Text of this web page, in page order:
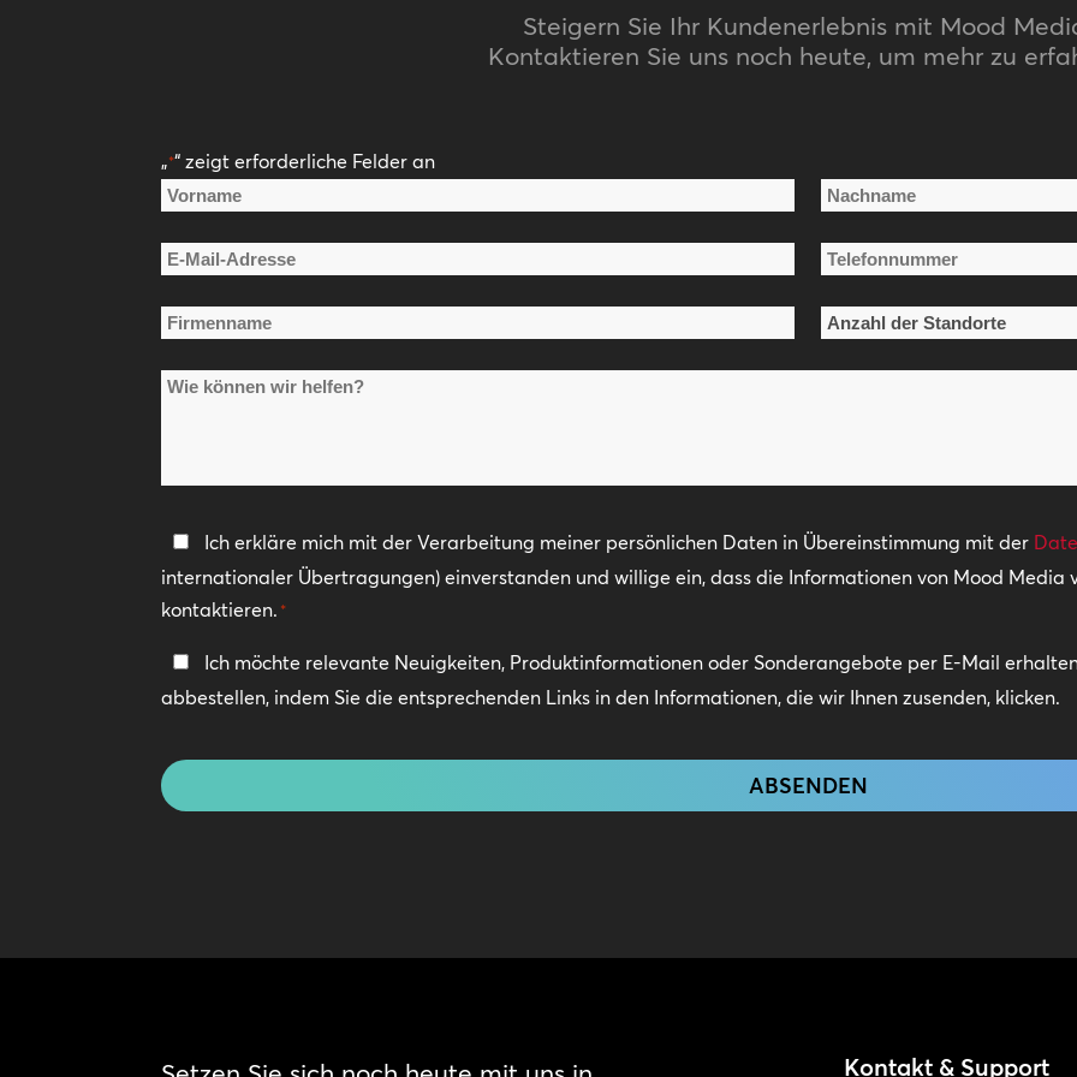
Steigern Sie Ihr Kundenerlebnis mit Mood
Kontaktieren Sie uns noch heute, um mehr zu
„*“ zeigt erforderliche Felder an
Name
Vorname Nachname
E-
Adresse
Telefonnummer
Firmenname
Anzahl
Wie
helfen?
Datenschutzerklärung
*
Ich erkläre mich mit der Verarbeitung meiner persönlichen Daten in Übereinstimmung mit der
internationaler Übertragungen) einverstanden und willige ein, dass die Informationen von Mood Media
kontaktieren. *
In
Kontakt
Ich möchte relevante Neuigkeiten, Produktinformationen oder Sonderangebote per E-Mail
abbestellen, indem Sie die entsprechenden Links in den Informationen, die wir Ihnen zusenden, klicken.
Kontakt & Support